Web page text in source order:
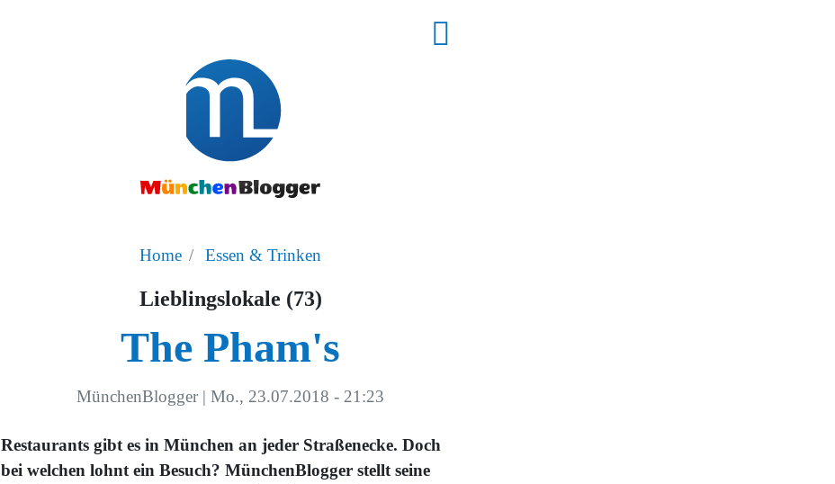
Home Essen & Trinken
Lieblingslokale (73)
The Pham's
MünchenBlogger | Mo., 23.07.2018 - 21:23
Restaurants gibt es in München an jeder Straßenecke. Doch
bei welchen lohnt ein Besuch? MünchenBlogger stellt seine